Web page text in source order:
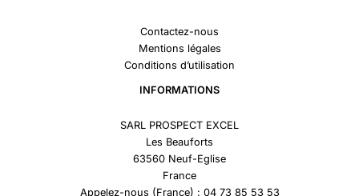
Contactez-nous
Mentions légales
Conditions d’utilisation
INFORMATIONS
SARL PROSPECT EXCEL
Les Beauforts
63560 Neuf-Eglise
France
Appelez-nous (France) : 04 73 85 53 53